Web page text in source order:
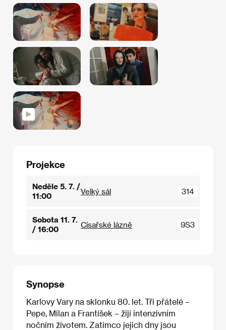
Projekce
Neděle 5. 7. /
11:00
Velký sál 314
Sobota 11. 7.
/ 16:00
Císařské lázně 9S3
Synopse
Karlovy Vary na sklonku 80. let. Tři přátelé –
Pepe, Milan a František – žijí intenzivním
nočním životem. Zatímco jejich dny jsou